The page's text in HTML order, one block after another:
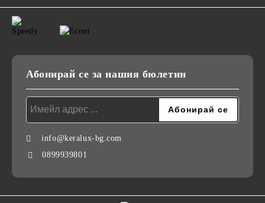
Абонирай се за нашия бюлетин
info@keralux-bg.com
0899939801